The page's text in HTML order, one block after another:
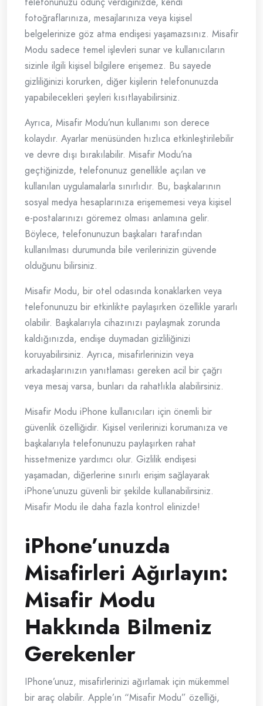
fotoğraflarınıza, mesajlarınıza veya kişisel
belgelerinize göz atma endişesi yaşamazsınız. Misafir
Modu sadece temel işlevleri sunar ve kullanıcıların
sizinle ilgili kişisel bilgilere erişemez. Bu sayede
gizliliğinizi korurken, diğer kişilerin telefonunuzda
yapabilecekleri şeyleri kısıtlayabilirsiniz.
Ayrıca, Misafir Modu’nun kullanımı son derece
kolaydır. Ayarlar menüsünden hızlıca etkinleştirilebilir
ve devre dışı bırakılabilir. Misafir Modu’na
geçtiğinizde, telefonunuz genellikle açılan ve
kullanılan uygulamalarla sınırlıdır. Bu, başkalarının
sosyal medya hesaplarınıza erişememesi veya kişisel
e-postalarınızı göremez olması anlamına gelir.
Böylece, telefonunuzun başkaları tarafından
kullanılması durumunda bile verilerinizin güvende
olduğunu bilirsiniz.
Misafir Modu, bir otel odasında konaklarken veya
telefonunuzu bir etkinlikte paylaşırken özellikle yararlı
olabilir. Başkalarıyla cihazınızı paylaşmak zorunda
kaldığınızda, endişe duymadan gizliliğinizi
koruyabilirsiniz. Ayrıca, misafirlerinizin veya
arkadaşlarınızın yanıtlaması gereken acil bir çağrı
veya mesaj varsa, bunları da rahatlıkla alabilirsiniz.
Misafir Modu iPhone kullanıcıları için önemli bir
güvenlik özelliğidir. Kişisel verilerinizi korumanıza ve
başkalarıyla telefonunuzu paylaşırken rahat
hissetmenize yardımcı olur. Gizlilik endişesi
yaşamadan, diğerlerine sınırlı erişim sağlayarak
iPhone’unuzu güvenli bir şekilde kullanabilirsiniz.
Misafir Modu ile daha fazla kontrol elinizde!
iPhone’unuzda
Misafirleri Ağırlayın:
Misafir Modu
Hakkında Bilmeniz
Gerekenler
IPhone’unuz, misafirlerinizi ağırlamak için mükemmel
bir araç olabilir. Apple’ın “Misafir Modu” özelliği,